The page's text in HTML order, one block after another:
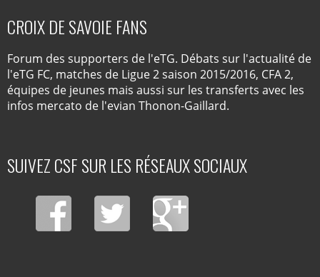
CROIX DE SAVOIE FANS
Forum des supporters de l'eTG. Débats sur l'actualité de
l'eTG FC, matches de Ligue 2 saison 2015/2016, CFA 2,
équipes de jeunes mais aussi sur les transferts avec les
infos mercato de l'evian Thonon-Gaillard.
SUIVEZ CSF SUR LES RÉSEAUX SOCIAUX